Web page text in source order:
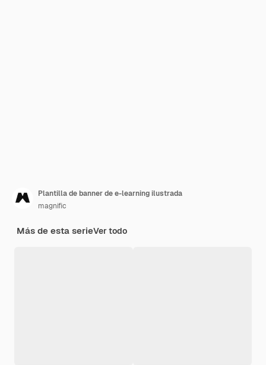
Plantilla de banner de e-learning ilustrada
magnific
Más de esta serieVer todo